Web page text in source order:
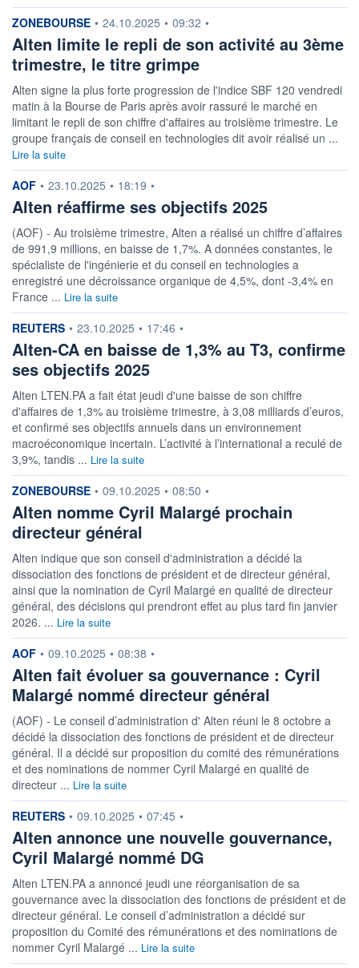
information fournie par
ZONEBOURSE • 24.10.2025 • 09:32 •
Alten limite le repli de son activité au 3ème
trimestre, le titre grimpe
Alten signe la plus forte progression de l'indice SBF 120 vendredi
matin à la Bourse de Paris après avoir rassuré le marché en
limitant le repli de son chiffre d'affaires au troisième trimestre. Le
groupe français de conseil en technologies dit avoir réalisé un ...
Lire la suite
information fournie par
AOF • 23.10.2025 • 18:19 •
Alten réaffirme ses objectifs 2025
(AOF) - Au troisième trimestre, Alten a réalisé un chiffre d’affaires
de 991,9 millions, en baisse de 1,7%. A données constantes, le
spécialiste de l'ingénierie et du conseil en technologies a
enregistré une décroissance organique de 4,5%, dont -3,4% en
France ... Lire la suite
information fournie par
REUTERS • 23.10.2025 • 17:46 •
Alten-CA en baisse de 1,3% au T3, confirme
ses objectifs 2025
Alten LTEN.PA a fait état jeudi d'une baisse de son chiffre
d'affaires de 1,3% au troisième trimestre, à 3,08 milliards d’euros,
et confirmé ses objectifs annuels dans un environnement
macroéconomique incertain. L’activité à l’international a reculé de
3,9%, tandis ... Lire la suite
information fournie par
ZONEBOURSE • 09.10.2025 • 08:50 •
Alten nomme Cyril Malargé prochain
directeur général
Alten indique que son conseil d'administration a décidé la
dissociation des fonctions de président et de directeur général,
ainsi que la nomination de Cyril Malargé en qualité de directeur
général, des décisions qui prendront effet au plus tard fin janvier
2026. ... Lire la suite
information fournie par
AOF • 09.10.2025 • 08:38 •
Alten fait évoluer sa gouvernance : Cyril
Malargé nommé directeur général
(AOF) - Le conseil d’administration d' Alten réuni le 8 octobre a
décidé la dissociation des fonctions de président et de directeur
général. Il a décidé sur proposition du comité des rémunérations
et des nominations de nommer Cyril Malargé en qualité de
directeur ... Lire la suite
information fournie par
REUTERS • 09.10.2025 • 07:45 •
Alten annonce une nouvelle gouvernance,
Cyril Malargé nommé DG
Alten LTEN.PA a annoncé jeudi une réorganisation de sa
gouvernance avec la dissociation des fonctions de président et de
directeur général. Le conseil d’administration a décidé sur
proposition du Comité des rémunérations et des nominations de
nommer Cyril Malargé ... Lire la suite